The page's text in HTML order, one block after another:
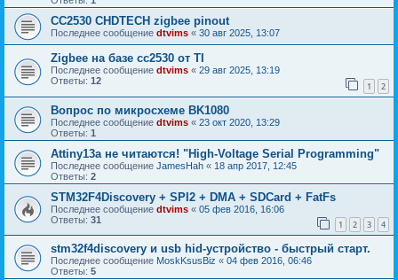
CC2530 CHDTECH zigbee pinout
Последнее сообщение dtvims « 30 авг 2025, 13:07
Zigbee на базе cc2530 от TI
Последнее сообщение dtvims « 29 авг 2025, 13:19
Ответы: 12 1 2
Вопрос по микросхеме BK1080
Последнее сообщение dtvims « 23 окт 2020, 13:29
Ответы: 1
Attiny13a не читаются! "High-Voltage Serial Programming"
Последнее сообщение JamesHah « 18 апр 2017, 12:45
Ответы: 2
STM32F4Discovery + SPI2 + DMA + SDCard + FatFs
Последнее сообщение dtvims « 05 фев 2016, 16:06
Ответы: 31 1 2 3 4
stm32f4discovery и usb hid-устройство - быстрый старт.
Последнее сообщение MoskKsusBiz « 04 фев 2016, 06:46
Ответы: 5